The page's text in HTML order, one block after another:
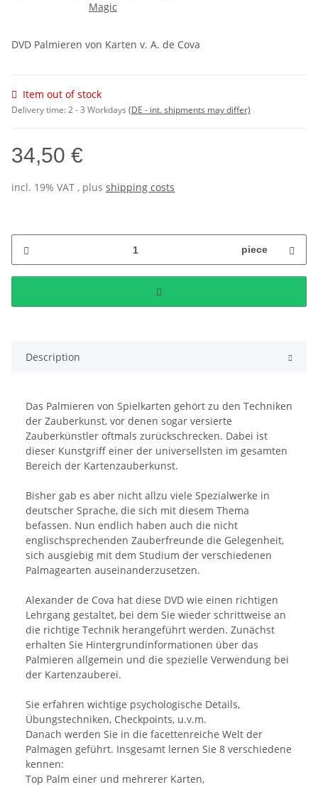
DVD Palmieren von Karten v. A. de Cova
Item out of stock
Delivery time:2 - 3 Workdays (DE - int. shipments may differ)
34,50 €
incl. 19% VAT , plus shipping costs
piece
Description
Das Palmieren von Spielkarten gehört zu den Techniken
der Zauberkunst, vor denen sogar versierte
Zauberkünstler oftmals zurückschrecken. Dabei ist
dieser Kunstgriff einer der universellsten im gesamten
Bereich der Kartenzauberkunst.
Bisher gab es aber nicht allzu viele Spezialwerke in
deutscher Sprache, die sich mit diesem Thema
befassen. Nun endlich haben auch die nicht
englischsprechenden Zauberfreunde die Gelegenheit,
sich ausgiebig mit dem Studium der verschiedenen
Palmagearten auseinanderzusetzen.
Alexander de Cova hat diese DVD wie einen richtigen
Lehrgang gestaltet, bei dem Sie wieder schrittweise an
die richtige Technik herangeführt werden. Zunächst
erhalten Sie Hintergrundinformationen über das
Palmieren allgemein und die spezielle Verwendung bei
der Kartenzauberei.
Sie erfahren wichtige psychologische Details,
Übungstechniken, Checkpoints, u.v.m.
Danach werden Sie in die facettenreiche Welt der
Palmagen geführt. Insgesamt lernen Sie 8 verschiedene
kennen:
Top Palm einer und mehrerer Karten,